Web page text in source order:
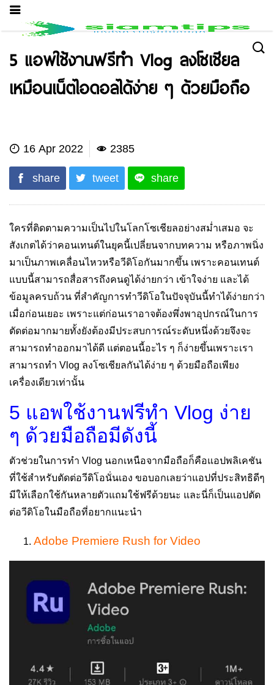
5 แอพใช้งานฟรีทำ Vlog ลงโซเชียล
เหมือนเน็ตไอดอลได้ง่าย ๆ ด้วยมือถือ
16 Apr 2022 2385
share tweet share
ใครที่ติดตามความเป็นไปในโลกโซเชียลอย่างสม่ำเสมอ จะ
สังเกตได้ว่าคอนเทนต์ในยุคนี้เปลี่ยนจากบทความ หรือภาพนิ่ง
มาเป็นภาพเคลื่อนไหวหรือวีดิโอกันมากขึ้น เพราะคอนเทนต์
แบบนี้สามารถสื่อสารถึงคนดูได้ง่ายกว่า เข้าใจง่าย และได้
ข้อมูลครบถ้วน ที่สำคัญการทำวีดิโอในปัจจุบันนี้ทำได้ง่ายกว่า
เมื่อก่อนเยอะ เพราะแต่ก่อนเราอาจต้องพึ่งพาอุปกรณ์ในการ
ตัดต่อมากมายทั้งยังต้องมีประสบการณ์ระดับหนึ่งด้วยจึงจะ
สามารถทำออกมาได้ดี แต่ตอนนี้อะไร ๆ ก็ง่ายขึ้นเพราะเรา
สามารถทำ Vlog ลงโซเชียลกันได้ง่าย ๆ ด้วยมือถือเพียง
เครื่องเดียวเท่านั้น
5 แอพใช้งานฟรีทำ Vlog ง่าย
ๆ ด้วยมือถือมีดังนี้
ตัวช่วยในการทำ Vlog นอกเหนือจากมือถือก็คือแอปพลิเคชัน
ที่ใช้สำหรับตัดต่อวีดิโอนั่นเอง ขอบอกเลยว่าแอปที่ประสิทธิดีๆ
มีให้เลือกใช้กันหลายตัวแถมใช้ฟรีด้วยนะ และนี่ก็เป็นแอปตัด
ต่อวีดิโอในมือถือที่อยากแนะนำ
Adobe Premiere Rush for Video